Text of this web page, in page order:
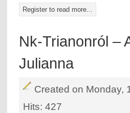
Register to read more...
Nk-Trianonról –
Julianna
Created on Monday,
Hits: 427